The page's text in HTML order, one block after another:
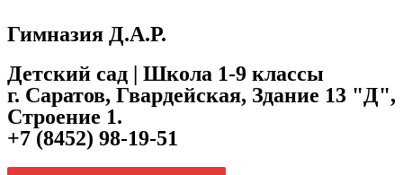
Гимназия Д.А.Р.
Детский сад | Школа 1-9 классы
г. Саратов, Гвардейская, Здание 13 "Д",
Строение 1.
+7 (8452) 98-19-51